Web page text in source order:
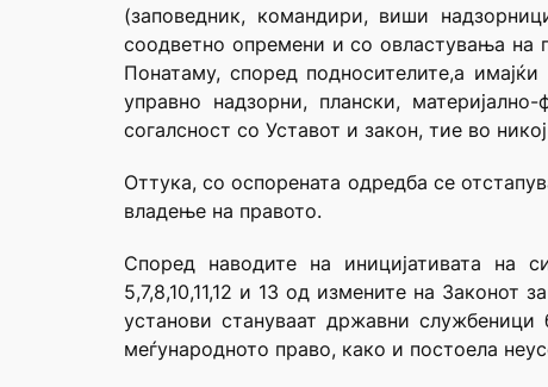
(заповедник, командири, виши
соодветно опремени и со овластувања на
Понатаму, според подносителите,а
управно надзорни, плански,
согалсност со Уставот и закон, тие во
Оттука, со оспорената одредба се
владење на правото.
Според наводите на иницијативата на
5,7,8,10,11,12 и 13 од измените на Законот
установи стануваат државни
меѓународното право, како и постоела